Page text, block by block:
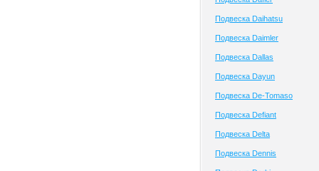
Подвеска Daihatsu
Подвеска Daimler
Подвеска Dallas
Подвеска Dayun
Подвеска De-Tomaso
Подвеска Defiant
Подвеска Delta
Подвеска Dennis